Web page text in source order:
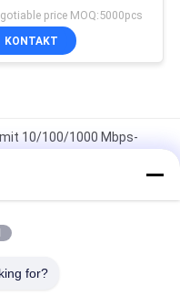
price MOQ:5000pcs
KONTAKT
10/100/1000 Mbps-
20F6-YG 2 x 1 Hafen
100M RJ45 8P8C
for?